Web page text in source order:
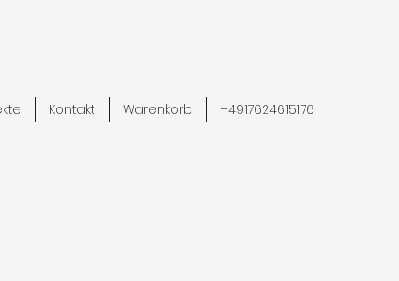
Kontakt Warenkorb +4917624615176